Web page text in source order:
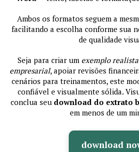
Ambos os formatos seguem a
facilitando a escolha conforme sua
de qualidade
Seja para criar um exemplo
empresarial, apoiar revisões
cenários para treinamentos, este
confiável e visualmente sólida.
conclua seu download do extrato
em menos de um
download